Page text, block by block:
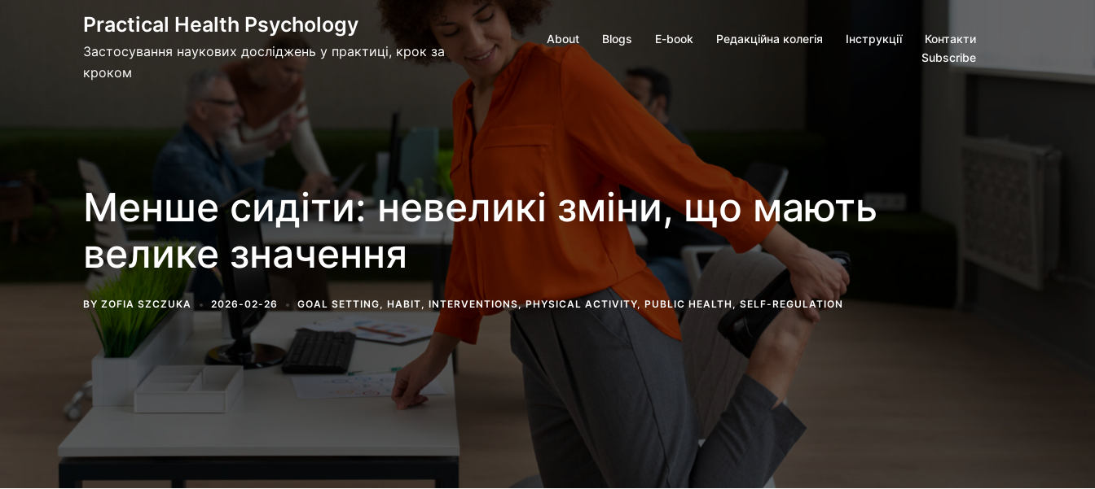
Practical Health Psychology
Застосування наукових досліджень у практиці, крок за
кроком
About Blogs E-book Редакційна колегія Інструкції
Контакти
Subscribe
Менше сидіти: невеликі зміни, що мають
велике значення
BY ZOFIA SZCZUKA 2026-02-26 GOAL SETTING, HABIT, INTERVENTIONS,PHYSICAL ACTIVITY, PUBLIC HEALTH ,SELF-REGULATION